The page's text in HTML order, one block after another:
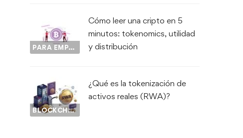
PARA EMPEZAR...
Cómo leer una cripto en 5
minutos: tokenomics, utilidad
y distribución
BLOCKCHAIN
¿Qué es la tokenización de
activos reales (RWA)?